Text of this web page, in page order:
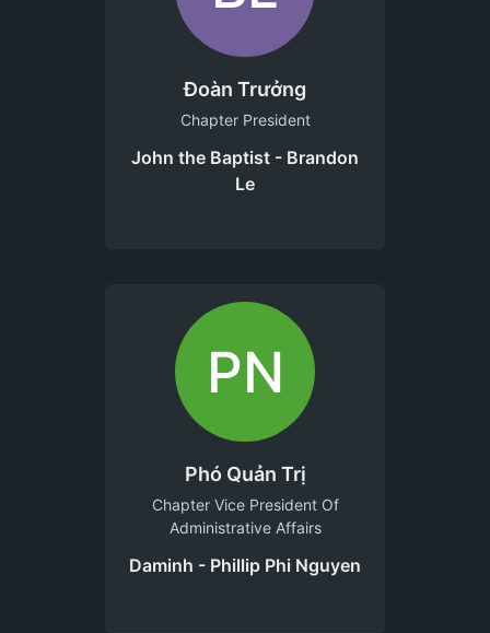
Đoàn Trưởng
Chapter President
John the Baptist - Brandon
Le
PN
Phó Quản Trị
Chapter Vice President Of
Administrative Affairs
Daminh - Phillip Phi Nguyen